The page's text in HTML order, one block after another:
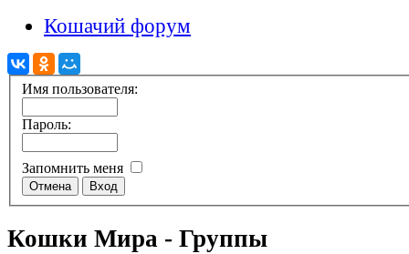
Кошачий форум
Имя пользователя:
Пароль:
Запомнить меня
Кошки Мира - Группы